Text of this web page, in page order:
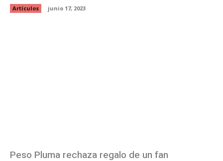
Artículos junio 17, 2023
Peso Pluma rechaza regalo de un fan